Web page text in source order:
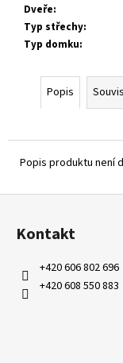
Dveře:
Typ střechy:
Typ domku:
Popis
Popis produktu není
Z
Kontakt
+420 606 802 696
+420 608 550 883